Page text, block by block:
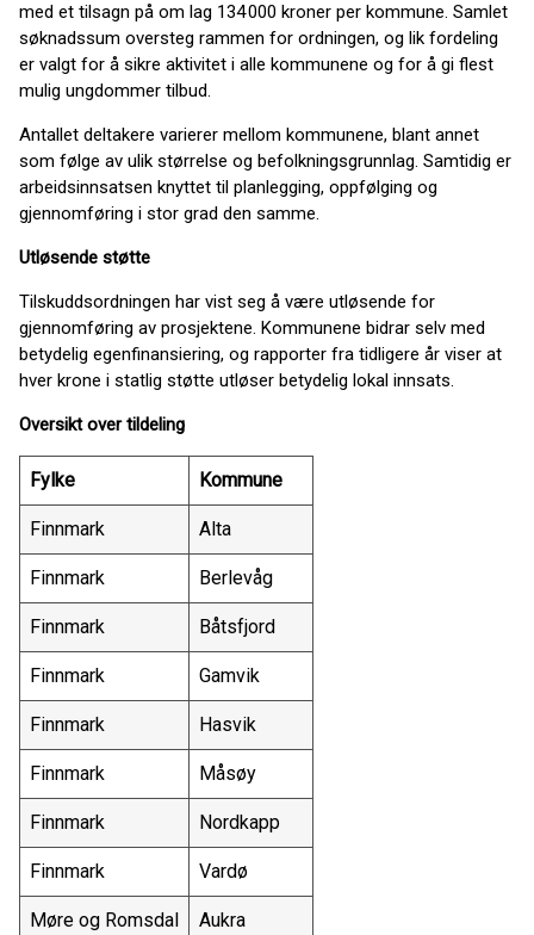
med et tilsagn på om lag 134 000 kroner per kommune. Samlet
søknadssum oversteg rammen for ordningen, og lik fordeling
er valgt for å sikre aktivitet i alle kommunene og for å gi flest
mulig ungdommer tilbud.
Antallet deltakere varierer mellom kommunene, blant annet
som følge av ulik størrelse og befolkningsgrunnlag. Samtidig er
arbeidsinnsatsen knyttet til planlegging, oppfølging og
gjennomføring i stor grad den samme.
Utløsende støtte
Tilskuddsordningen har vist seg å være utløsende for
gjennomføring av prosjektene. Kommunene bidrar selv med
betydelig egenfinansiering, og rapporter fra tidligere år viser at
hver krone i statlig støtte utløser betydelig lokal innsats.
Oversikt over tildeling
Fylke Kommune
Finnmark Alta
Finnmark Berlevåg
Finnmark Båtsfjord
Finnmark Gamvik
Finnmark Hasvik
Finnmark Måsøy
Finnmark Nordkapp
Finnmark Vardø
Møre og Romsdal Aukra